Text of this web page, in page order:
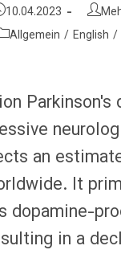
نوشته
منتشر
شده
10.04.2023
Allgemein / English /
Parkinson's
an
It
dopamine-
in a